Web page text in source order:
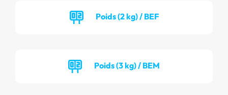
Poids (2 kg) / BEF
Poids (3 kg) / BEM